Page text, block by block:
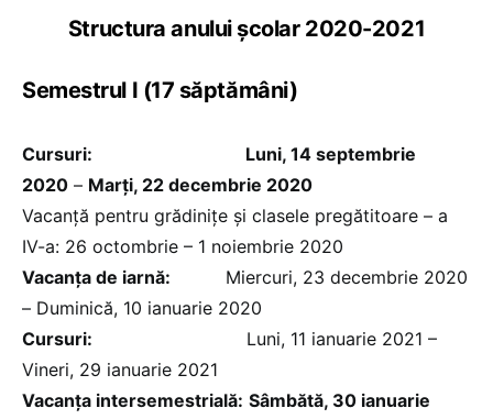
Structura anului școlar 2020-2021
Semestrul I (17 săptămâni)
Cursuri:
Luni, 14 septembrie
2020 – Marți, 22 decembrie 2020
Vacanță pentru grădinițe și clasele pregătitoare – a
IV-a: 26 octombrie – 1 noiembrie 2020
Vacanța de iarnă: Miercuri, 23 decembrie 2020
– Duminică, 10 ianuarie 2020
Cursuri: Luni, 11 ianuarie 2021 –
Vineri, 29 ianuarie 2021
Vacanţa intersemestrială: Sâmbătă, 30 ianuarie